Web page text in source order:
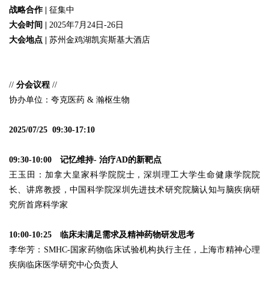
战略合作 | 征集中
大会时间 | 2025年7月24日-26日
大会地点 | 苏州金鸡湖凯宾斯基大酒店
// 分会议程 //
协办单位：夸克医药 & 瀚枢生物
2025/07/25 09:30-17:10
09:30-10:00 记忆维持- 治疗AD的新靶点
王玉田：加拿大皇家科学院院士，深圳理工大学生命健康学院院
长、讲席教授，中国科学院深圳先进技术研究院脑认知与脑疾病研
究所首席科学家
10:00-10:25 临床未满足需求及精神药物研发思考
李华芳：SMHC-国家药物临床试验机构执行主任，上海市精神心理
疾病临床医学研究中心负责人